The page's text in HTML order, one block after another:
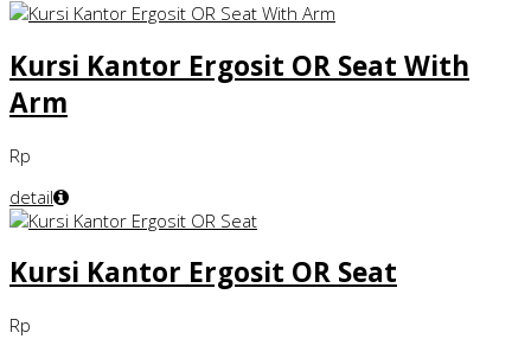
Kursi Kantor Ergosit OR Seat With
Arm
Rp
detail
Kursi Kantor Ergosit OR Seat
Rp